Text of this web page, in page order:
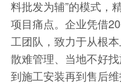
料批发为辅”的模式，
项目痛点。企业凭借
工团队，致力于从根
散难管理、当地不好
到施工安装再到售后